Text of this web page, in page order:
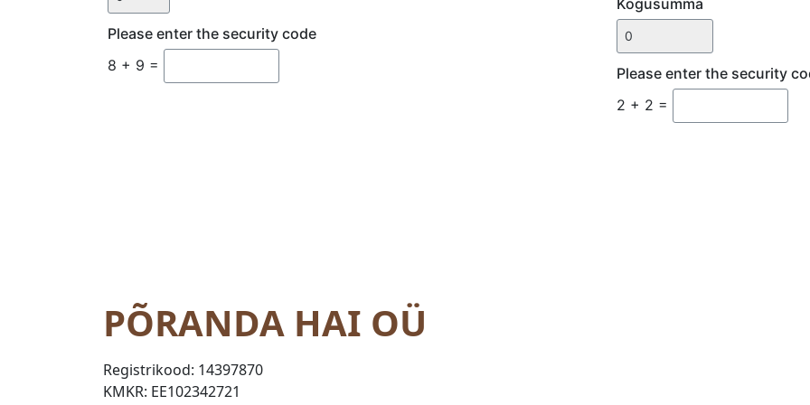
Please enter the security code
8 + 9 =
Kogusumma
Please enter the security
2 + 2 =
PÕRANDA HAI OÜ
Registrikood: 14397870
KMKR: EE102342721